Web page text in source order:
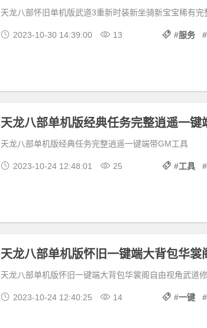
天龙八部怀旧单机版武道3重新时装新坐骑新宝宝稀有完
2023-10-30 14:39:00 13 #服务 #
天龙八部单机版经典任务完整逍遥一键
天龙八部单机版经典任务完整逍遥一键端带GM工具
2023-10-24 12:48:01 25 #工具 #
天龙八部单机版怀旧一键端大背包华裳阁自由视角武道
2023-10-24 12:40:25 14 #一键 #